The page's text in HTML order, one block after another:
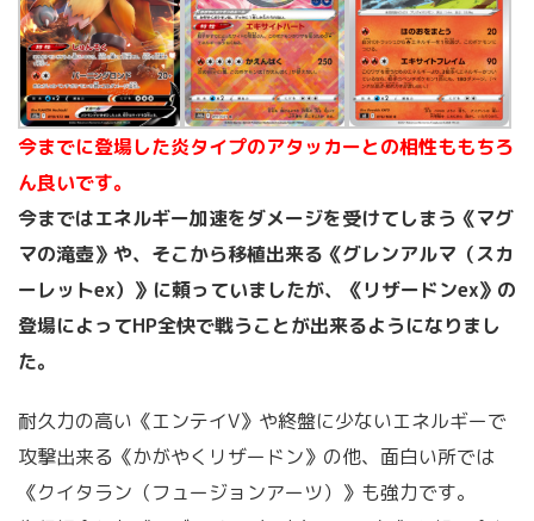
今までに登場した炎タイプのアタッカーとの相性ももちろ
ん良いです。
今まではエネルギー加速をダメージを受けてしまう《マグ
マの滝壺》や、そこから移植出来る《グレンアルマ（スカ
ーレットex）》に頼っていましたが、《リザードンex》の
登場によってHP全快で戦うことが出来るようになりまし
た。
耐久力の高い《エンテイV》や終盤に少ないエネルギーで
攻撃出来る《かがやくリザードン》の他、面白い所では
《クイタラン（フュージョンアーツ）》も強力です。